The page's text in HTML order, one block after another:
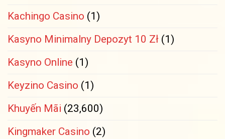
Kachingo Casino (1)
Kasyno Minimalny Depozyt 10 Zł (1)
Kasyno Online (1)
Keyzino Casino (1)
Khuyến Mãi (23,600)
Kingmaker Casino (2)